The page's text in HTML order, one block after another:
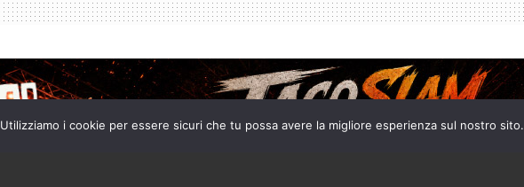
Utilizziamo i cookie per essere sicuri che tu possa avere la migliore esperienza sul nostro sito.